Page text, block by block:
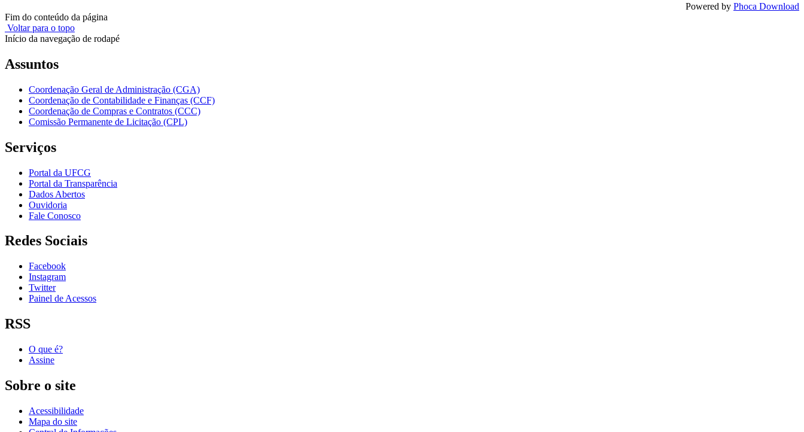
Powered by Phoca Download
Fim do conteúdo da página
Voltar para o topo
Início da navegação de rodapé
Assuntos
Coordenação Geral de Administração (CGA)
Coordenação de Contabilidade e Finanças (CCF)
Coordenação de Compras e Contratos (CCC)
Comissão Permanente de Licitação (CPL)
Serviços
Portal da UFCG
Portal da Transparência
Dados Abertos
Ouvidoria
Fale Conosco
Redes Sociais
Facebook
Instagram
Twitter
Painel de Acessos
RSS
O que é?
Assine
Sobre o site
Acessibilidade
Mapa do site